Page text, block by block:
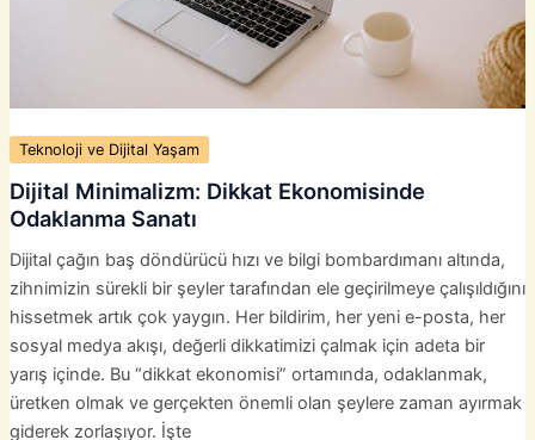
Teknoloji ve Dijital Yaşam
Dijital Minimalizm: Dikkat Ekonomisinde
Odaklanma Sanatı
Dijital çağın baş döndürücü hızı ve bilgi bombardımanı altında,
zihnimizin sürekli bir şeyler tarafından ele geçirilmeye çalışıldığını
hissetmek artık çok yaygın. Her bildirim, her yeni e-posta, her
sosyal medya akışı, değerli dikkatimizi çalmak için adeta bir
yarış içinde. Bu “dikkat ekonomisi” ortamında, odaklanmak,
üretken olmak ve gerçekten önemli olan şeylere zaman ayırmak
giderek zorlaşıyor. İşte